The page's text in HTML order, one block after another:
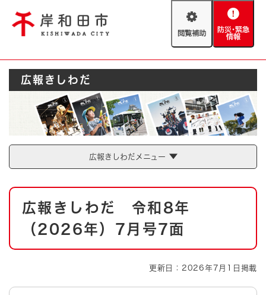
閲
助
防
緊
情
報
Foreign language
やさしい日本語
とじる
防災・緊急情報
ハザードマップ AED設置箇所
とじる
広報きしわだ
広報きしわだメニュー
本
広報きしわだ 令和8年
（2026年）7月号7面
更新日：2026年7月1日掲載